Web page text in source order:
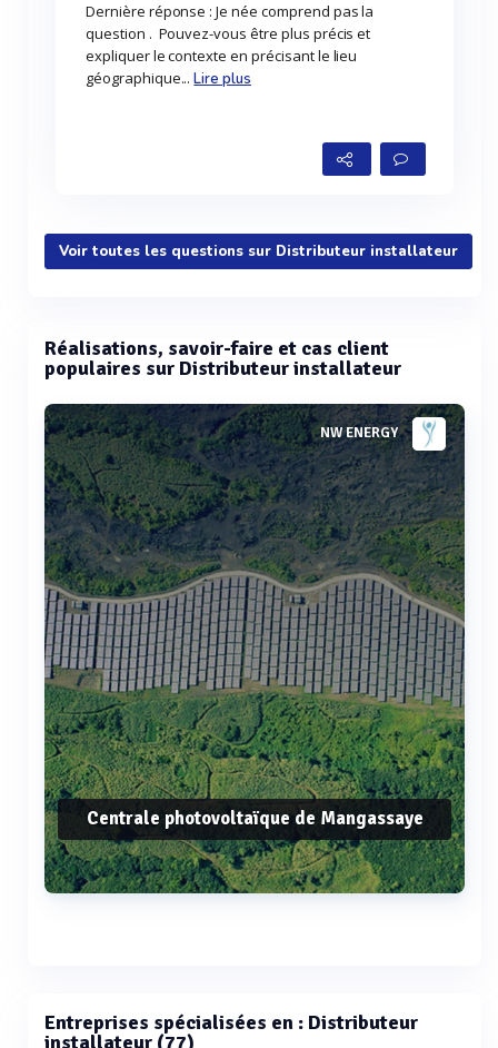
Dernière réponse : Je née comprend pas la
question . Pouvez-vous être plus précis et
expliquer le contexte en précisant le lieu
géographique...Lire plus
Voir toutes les questions sur Distributeur installateur
Réalisations, savoir-faire et cas client
populaires sur Distributeur installateur
NW ENERGY
Centrale photovoltaïque de Mangassaye
Entreprises spécialisées en : Distributeur
installateur (77)